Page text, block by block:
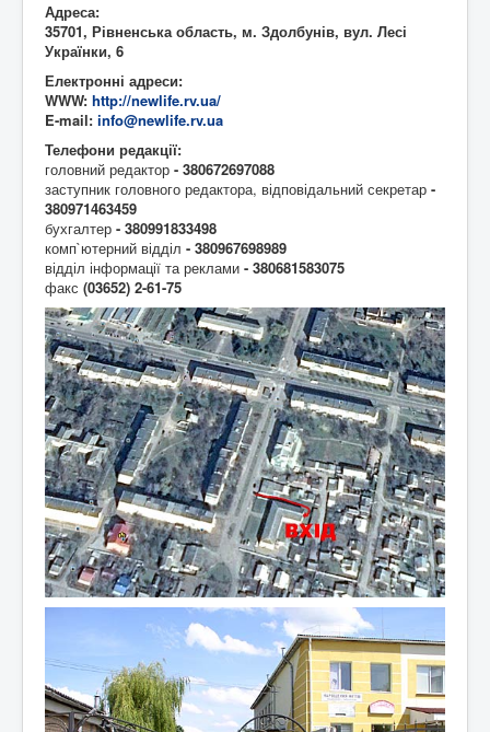
Адреса:
35701, Рівненська область, м. Здолбунів, вул. Лесі
Українки, 6
Електронні адреси:
WWW: http://newlife.rv.ua/
E-mail: info@newlife.rv.ua
Телефони редакції:
головний редактор - 380672697088
заступник головного редактора, відповідальний секретар -
380971463459
бухгалтер - 380991833498
комп`ютерний відділ - 380967698989
відділ інформації та реклами - 380681583075
факс (03652) 2-61-75